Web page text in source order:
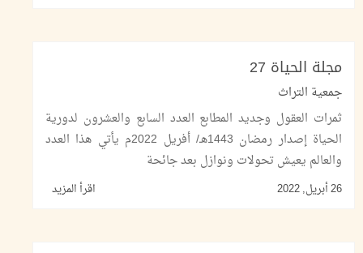
مجلة الحياة 27
جمعية التراث
ثمرات العقول وجديد المطابع العدد السابع والعشرون لدورية
الحياة إصدار رمضان 1443هـ/ أفريل 2022م يأتي هذا العدد
والعالم يعيش تحولات ونوازل بعد جائحة
26 أبريل, 2022 اقرأ المزيد